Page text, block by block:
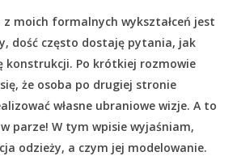
z moich formalnych wykształceń jest
dość często dostaję pytania, jak
konstrukcji. Po krótkiej rozmowie
że osoba po drugiej stronie
własne ubraniowe wizje. A to
parze! W tym wpisie wyjaśniam,
odzieży, a czym jej modelowanie.